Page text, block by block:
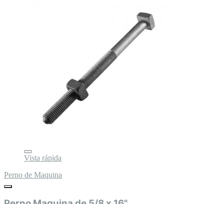
Vista rápida
Perno de Maquina